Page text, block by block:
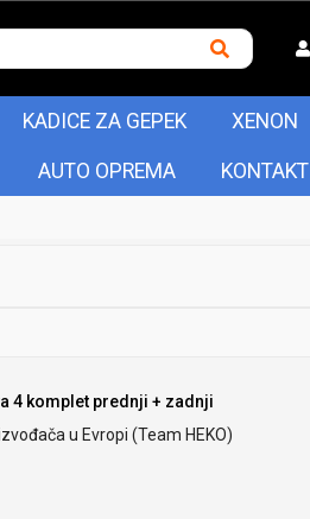
KADICE ZA GEPEK XENON
AUTO OPREMA KONTAKT
4 komplet prednji + zadnji
u Evropi (Team HEKO)